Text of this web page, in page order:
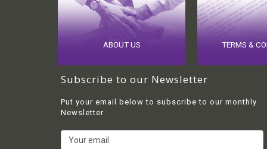
ABOUT US TERMS &
Subscribe to our Newsletter
Put your email below to subscribe to our monthly
Newsletter